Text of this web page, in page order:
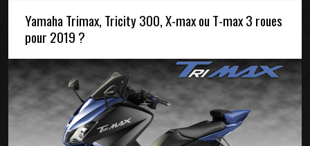
Yamaha Trimax, Tricity 300, X-max ou T-max 3 roues
pour 2019 ?